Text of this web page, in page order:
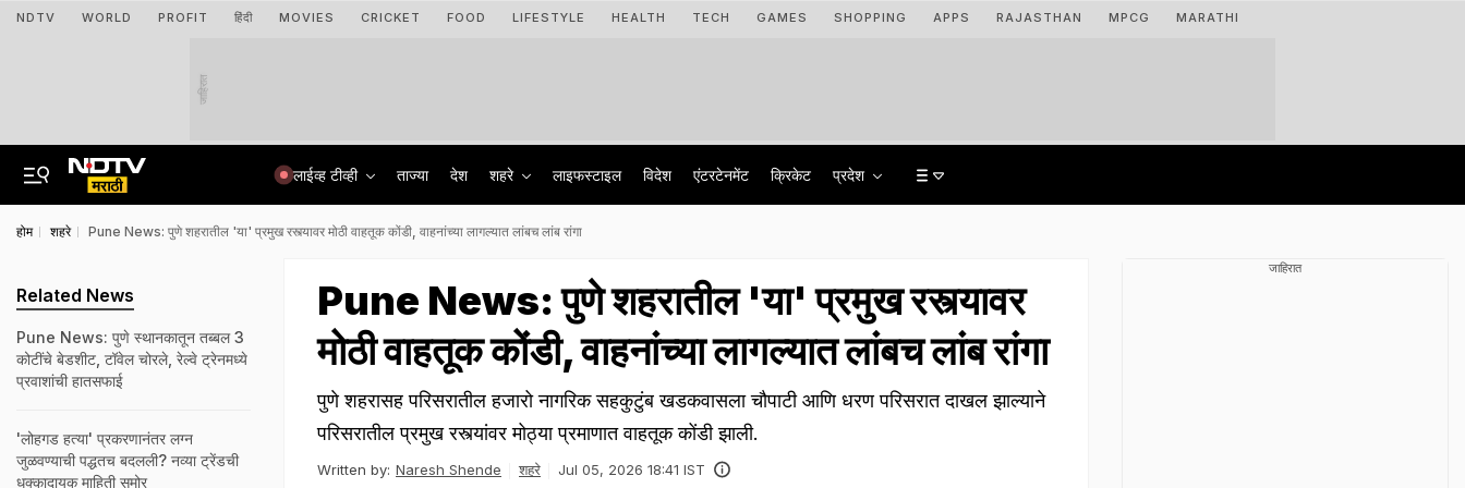
NDTV WORLD PROFIT हिंदी MOVIES CRICKET FOOD LIFESTYLE HEALTH TECH GAMES SHOPPING APPS RAJASTHAN MPCG MARATHI
जाहिरात
लाईव्ह टीव्ही ताज्या देश शहरे लाइफस्टाइल विदेश एंटरटेनमेंट क्रिकेट प्रदेश
होम शहरे Pune News: पुणे शहरातील 'या' प्रमुख रस्त्यावर मोठी वाहतूक कोंडी, वाहनांच्या लागल्यात लांबच लांब रांगा
Pune News: पुणे शहरातील 'या' प्रमुख रस्त्यावर
मोठी वाहतूक कोंडी, वाहनांच्या लागल्यात लांबच लांब रांगा
पुणे शहरासह परिसरातील हजारो नागरिक सहकुटुंब खडकवासला चौपाटी आणि धरण परिसरात दाखल झाल्याने
परिसरातील प्रमुख रस्त्यांवर मोठ्या प्रमाणात वाहतूक कोंडी झाली.
Written by: Naresh Shende शहरे Jul 05, 2026 18:41 IST
Related News
Pune News: पुणे स्थानकातून तब्बल 3
कोटींचे बेडशीट, टॉवेल चोरले, रेल्वे ट्रेनमध्ये
प्रवाशांची हातसफाई
'लोहगड हत्या' प्रकरणानंतर लग्न
जुळवण्याची पद्धतच बदलली? नव्या ट्रेंडची
धक्कादायक माहिती समोर
जाहिरात